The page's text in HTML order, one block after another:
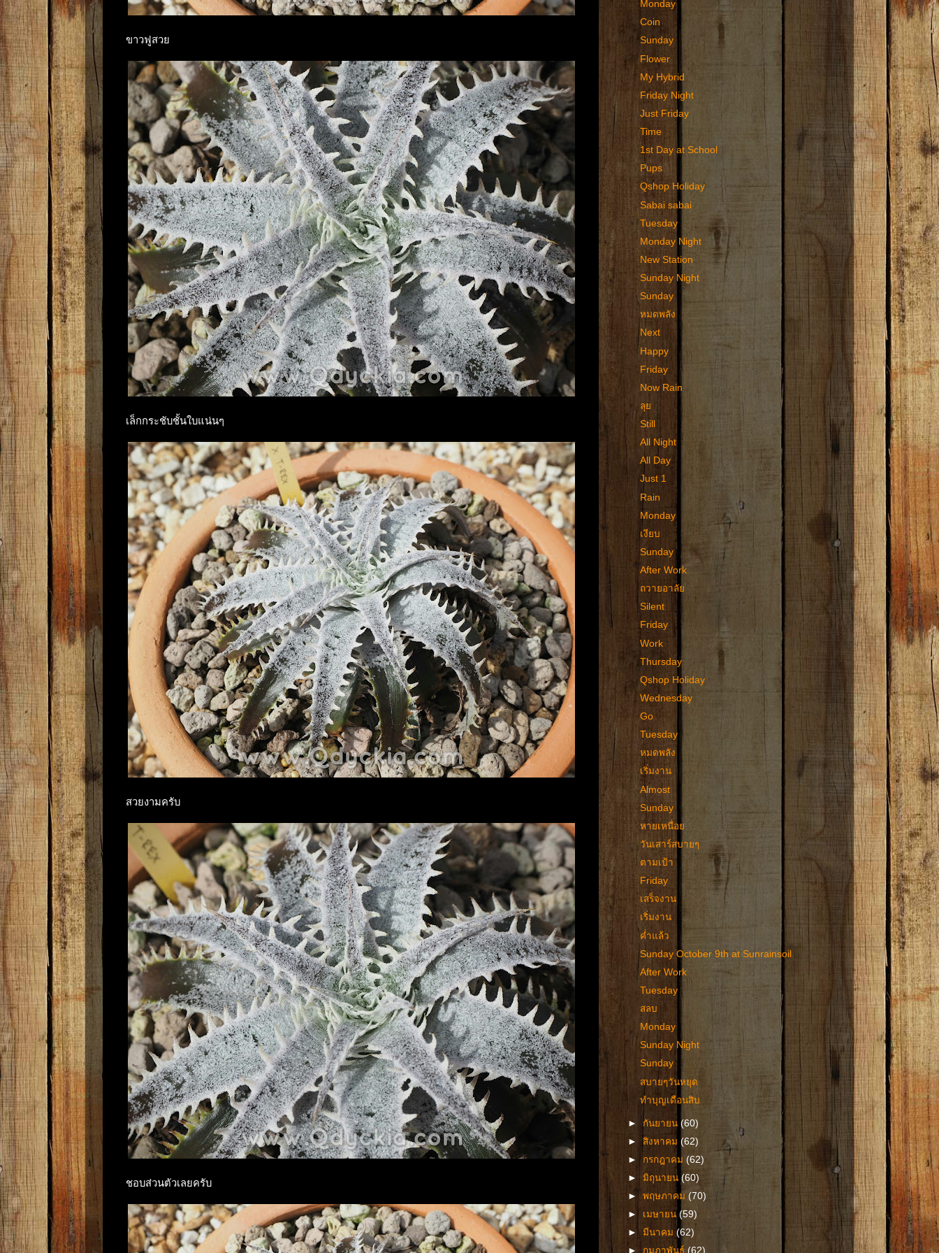
ขาวฟูสวย
เล็กกระชับชั้นใบแน่นๆ
สวยงามครับ
ชอบส่วนตัวเลยครับ
Monday
Coin
Sunday
Flower
My Hybrid
Friday Night
Just Friday
Time
1st Day at School
Pups
Qshop Holiday
Sabai sabai
Tuesday
Monday Night
New Station
Sunday Night
Sunday
หมดพลัง
Next
Happy
Friday
Now Rain
ลุย
Still
All Night
All Day
Just 1
Rain
Monday
เงียบ
Sunday
After Work
ถวายอาลัย
Silent
Friday
Work
Thursday
Qshop Holiday
Wednesday
Go
Tuesday
หมดพลัง
เริ่มงาน
Almost
Sunday
หายเหนื่อย
วันเสาร์สบายๆ
ตามเป้า
Friday
เสร็จงาน
เริ่มงาน
ค่ำแล้ว
Sunday October 9th at Sunrainsoil
After Work
Tuesday
สลบ
Monday
Sunday Night
Sunday
สบายๆวันหยุด
ทำบุญเดือนสิบ
► กันยายน(60)
►สิงหาคม(62)
► กรกฎาคม(62)
►มิถุนายน(60)
►พฤษภาคม(70)
► เมษายน(59)
►มีนาคม(62)
► กุมภาพันธ์(62)